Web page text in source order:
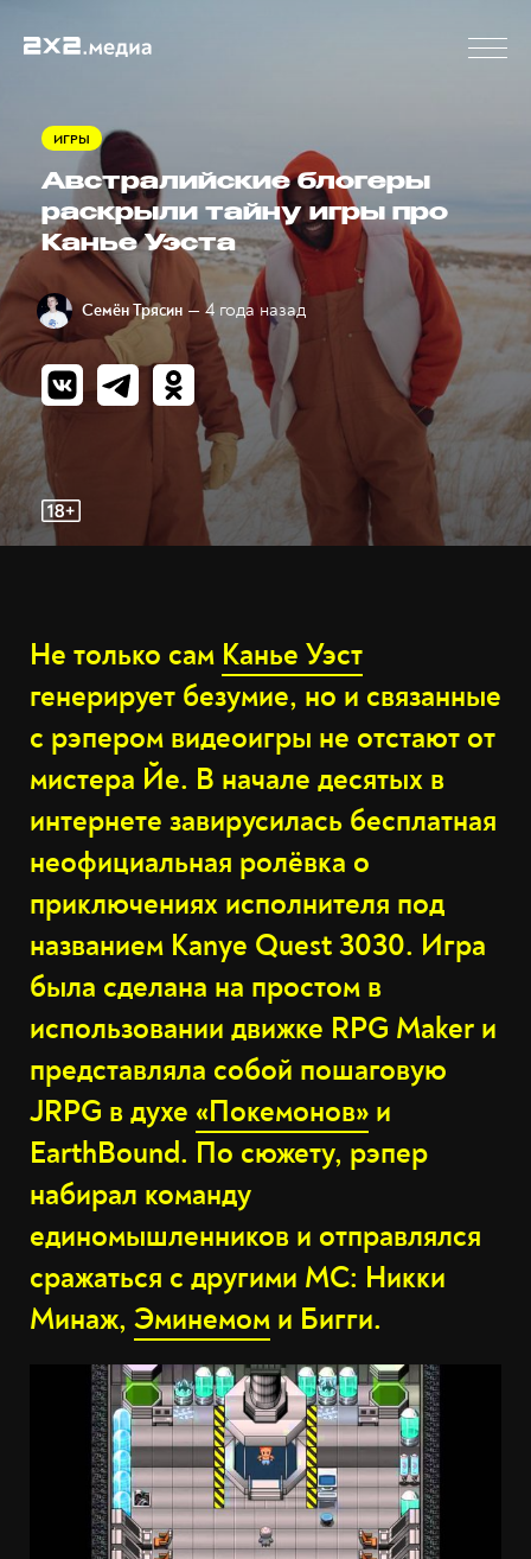
ИГРЫ
Австралийские блогеры
раскрыли тайну игры про
Канье Уэста
Семён Трясин — 4 года назад
Не только сам Канье Уэст
генерирует безумие, но и связанные
с рэпером видеоигры не отстают от
мистера Йе. В начале десятых в
интернете завирусилась бесплатная
неофициальная ролёвка о
приключениях исполнителя под
названием Kanye Quest 3030. Игра
была сделана на простом в
использовании движке RPG Maker и
представляла собой пошаговую
JRPG в духе «Покемонов» и
EarthBound. По сюжету, рэпер
набирал команду
единомышленников и отправлялся
сражаться с другими МС: Никки
Минаж, Эминемом и Бигги.